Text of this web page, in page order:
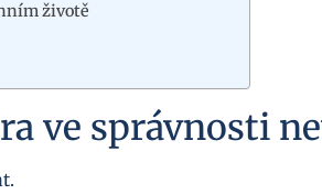
životě
ve správnosti